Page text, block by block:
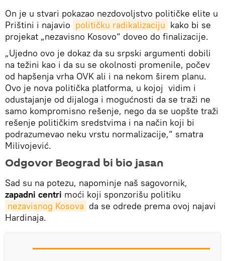
On je u stvari pokazao nezdovoljstvo političke elite u
Prištini i najavio političku radikalizaciju kako bi se
projekat „nezavisno Kosovo“ doveo do finalizacije.
„Ujedno ovo je dokaz da su srpski argumenti dobili
na težini kao i da su se okolnosti promenile, počev
od hapšenja vrha OVK ali i na nekom širem planu.
Ovo je nova politička platforma, u kojoj vidim i
odustajanje od dijaloga i mogućnosti da se traži ne
samo kompromisno rešenje, nego da se uopšte traži
rešenje političkim sredstvima i na način koji bi
podrazumevao neku vrstu normalizacije,“ smatra
Milivojević.
Odgovor Beograd bi bio jasan
Sad su na potezu, napominje naš sagovornik,
zapadni centri moći koji sponzorišu politiku
nezavisnog Kosova da se odrede prema ovoj najavi
Hardinaja.